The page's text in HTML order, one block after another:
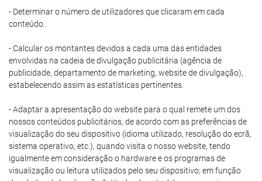
- Determinar o número de utilizadores que clicaram em cada
conteúdo.
- Calcular os montantes devidos a cada uma das entidades
envolvidas na cadeia de divulgação publicitária (agência de
publicidade, departamento de marketing, website de divulgação),
estabelecendo assim as estatísticas pertinentes.
- Adaptar a apresentação do website para o qual remete um dos
nossos conteúdos publicitários, de acordo com as preferências de
visualização do seu dispositivo (idioma utilizado, resolução do ecrã,
sistema operativo, etc.), quando visita o nosso website, tendo
igualmente em consideração o hardware e os programas de
visualização ou leitura utilizados pelo seu dispositivo; em função